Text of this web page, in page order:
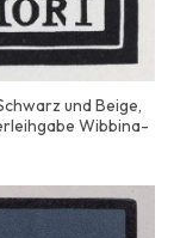
und Beige,
Wibbina-